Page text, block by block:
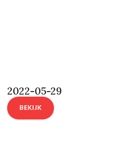
2022-05-29
BEKIJK